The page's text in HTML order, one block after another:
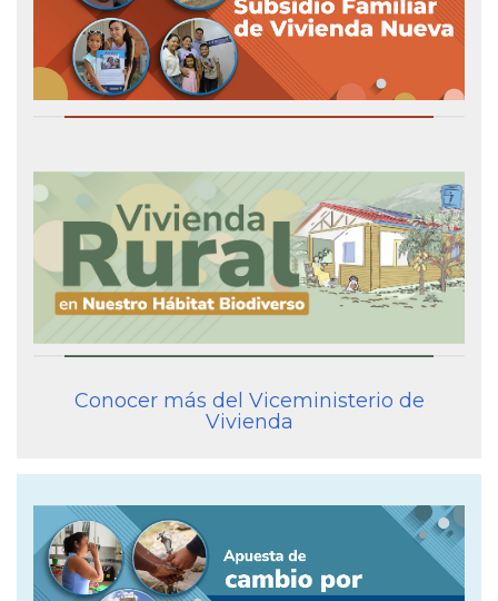
Conocer más del Viceministerio de
Vivienda